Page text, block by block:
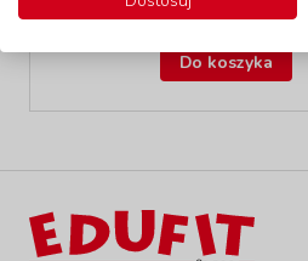
Do koszyka